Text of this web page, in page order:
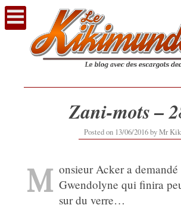
Voir
contenu
Zani-mots –
Posted on 13/06/201612/09/2019
byMr
M onsieur Acker a
Gwendolyne qui finira
sur du verre…